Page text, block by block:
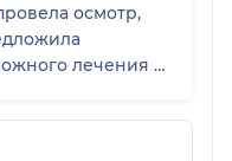
осмотр,
лечения и
запутанная
кабинетов.